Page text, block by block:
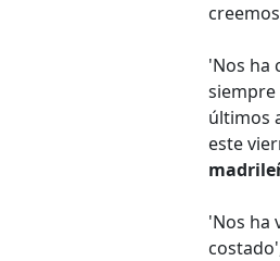
'Nos ha
siempre
últimos
este
'Nos ha